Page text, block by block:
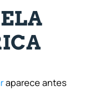
aparece antes